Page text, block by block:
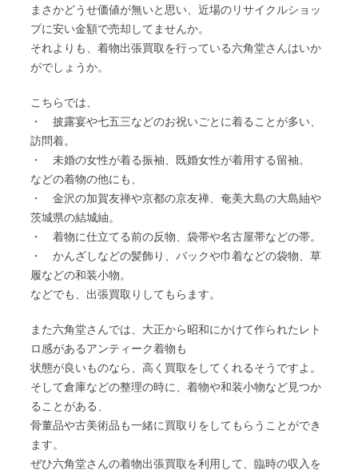
まさかどうせ価値が無いと思い、近場のリサイクルショッ
プに安い金額で売却してませんか。
それよりも、着物出張買取を行っている六角堂さんはいか
がでしょうか。
こちらでは、
・ 披露宴や七五三などのお祝いごとに着ることが多い、
訪問着。
・ 未婚の女性が着る振袖、既婚女性が着用する留袖。
などの着物の他にも、
・ 金沢の加賀友禅や京都の京友禅、奄美大島の大島紬や
茨城県の結城紬。
・ 着物に仕立てる前の反物、袋帯や名古屋帯などの帯。
・ かんざしなどの髪飾り、バックや巾着などの袋物、草
履などの和装小物。
などでも、出張買取りしてもらます。
また六角堂さんでは、大正から昭和にかけて作られたレト
ロ感があるアンティーク着物も
状態が良いものなら、高く買取をしてくれるそうですよ。
そして倉庫などの整理の時に、着物や和装小物など見つか
ることがある、
骨董品や古美術品も一緒に買取りをしてもらうことができ
ます。
ぜひ六角堂さんの着物出張買取を利用して、臨時の収入を